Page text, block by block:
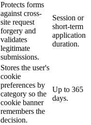
Protects forms
against cross-
site request
forgery and
validates
legitimate
submissions.
Session or
short-term
application
duration.
Stores the user's
cookie
preferences by
category so the
cookie banner
remembers the
decision.
Up to 365
days.